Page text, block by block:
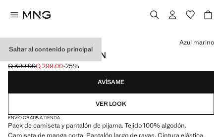
Saltar al contenido principal
PACK PIJAMA ALGODÓN
Precio inicial tachado [Q 399.00 ]
Q 399.00
Precio actual [Q 299.00 ]
Q 299.00-25%
Selecciona un color
Azul marino
AVÍSAME
VER LOOK
ENVÍO GRATIS A TIENDA
Pack de camiseta y pantalón de pijama. Tejido 100% algodón.
Camiseta de manga corta. Pantalón largo de rayas. Cintura elástica